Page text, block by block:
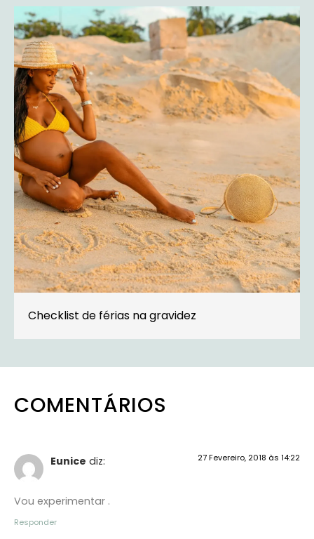
Checklist de férias na gravidez
COMENTÁRIOS
Eunice diz: 27 Fevereiro, 2018 às 14:22
Vou experimentar .
Responder